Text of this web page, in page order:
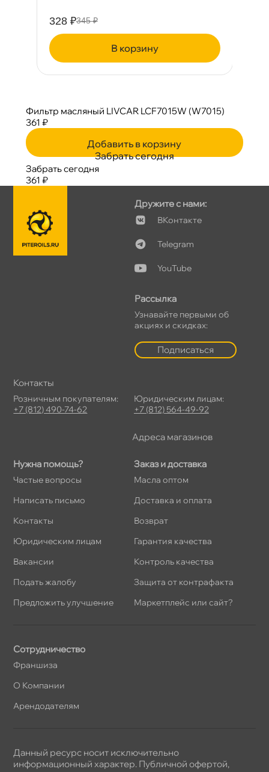
328 ₽345 ₽
корзину
Фильтр масляный LIVCAR LCF7015W (W7015)
361 ₽
Добавить в корзину
Забрать сегодня
Забрать сегодня
361 ₽
Нужна помощь?
Частые вопросы
Написать письмо
Контакты
Юридическим лицам
акансии
Подать жалобу
Предложить улучшение
Заказ и доставка
Масла оптом
Доставка и оплата
озврат
Гарантия качества
Контроль качества
Защита от контрафакта
Маркетплейс или сайт?
Дружите с нами:
Контакте
Telegram
YouTube
Рассылка
Узнавайте первыми о
акциях и скидках:
Подписаться
Сотрудничество
Франшиза
О Компании
Арендодателям
Контакты
Розничным покупателям:
+7 (812) 490-74-62
Юридическим лицам:
+7 (812) 564-49-92
Адреса магазино
Данный ресурс носит исключительно
информационный характер. Публичной офертой,